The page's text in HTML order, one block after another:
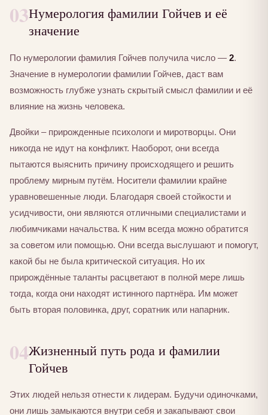
03Нумерология фамилии Гойчев и её
значение
По нумерологии фамилия Гойчев получила число — 2.
Значение в нумерологии фамилии Гойчев, даст вам
возможность глубже узнать скрытый смысл фамилии и её
влияние на жизнь человека.
Двойки – прирожденные психологи и миротворцы. Они
никогда не идут на конфликт. Наоборот, они всегда
пытаются выяснить причину происходящего и решить
проблему мирным путём. Носители фамилии крайне
уравновешенные люди. Благодаря своей стойкости и
усидчивости, они являются отличными специалистами и
любимчиками начальства. К ним всегда можно обратится
за советом или помощью. Они всегда выслушают и помогут,
какой бы не была критической ситуация. Но их
прирождённые таланты расцветают в полной мере лишь
тогда, когда они находят истинного партнёра. Им может
быть вторая половинка, друг, соратник или напарник.
04Жизненный путь рода и фамилии
Гойчев
Этих людей нельзя отнести к лидерам. Будучи одиночками,
они лишь замыкаются внутри себя и закапывают свои